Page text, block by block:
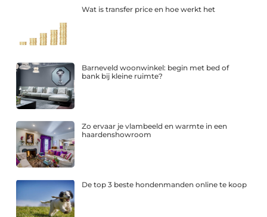
Wat is transfer price en hoe werkt het
Barneveld woonwinkel: begin met bed of
bank bij kleine ruimte?
Zo ervaar je vlambeeld en warmte in een
haardenshowroom
De top 3 beste hondenmanden online te koop